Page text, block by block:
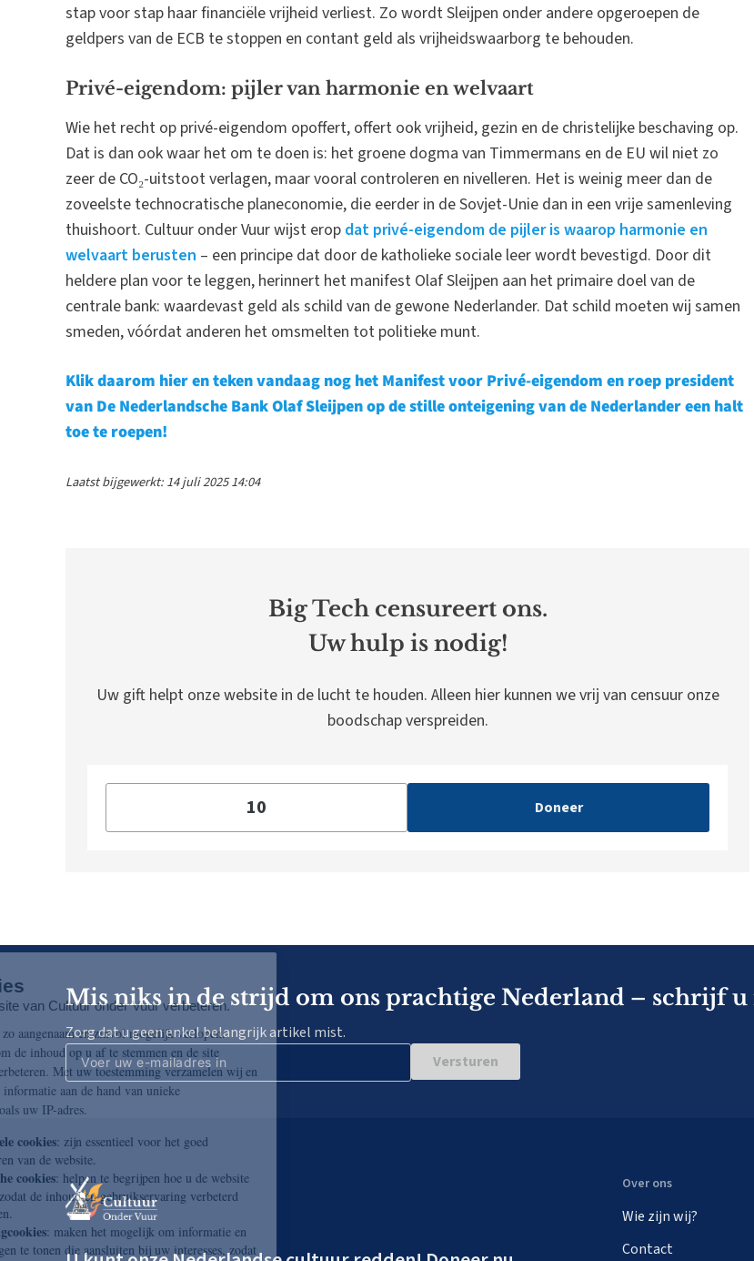
stap voor stap haar financiële vrijheid verliest. Zo wordt Sleijpen onder andere opgeroepen de
geldpers van de ECB te stoppen en contant geld als vrijheidswaarborg te behouden.
Privé-eigendom: pijler van harmonie en welvaart
Wie het recht op privé-eigendom opoffert, offert ook vrijheid, gezin en de christelijke beschaving op.
Dat is dan ook waar het om te doen is: het groene dogma van Timmermans en de EU wil niet zo
zeer de CO₂-uitstoot verlagen, maar vooral controleren en nivelleren. Het is weinig meer dan de
zoveelste technocratische planeconomie, die eerder in de Sovjet-Unie dan in een vrije samenleving
thuishoort. Cultuur onder Vuur wijst erop dat privé-eigendom de pijler is waarop harmonie en
welvaart berusten – een principe dat door de katholieke sociale leer wordt bevestigd. Door dit
heldere plan voor te leggen, herinnert het manifest Olaf Sleijpen aan het primaire doel van de
centrale bank: waardevast geld als schild van de gewone Nederlander. Dat schild moeten wij samen
smeden, vóórdat anderen het omsmelten tot politieke munt.
Klik daarom hier en teken vandaag nog het Manifest voor Privé-eigendom en roep president
van De Nederlandsche Bank Olaf Sleijpen op de stille onteigening van de Nederlander een halt
toe te roepen!
Laatst bijgewerkt: 14 juli 2025 14:04
Big Tech censureert ons.
Uw hulp is nodig!
Uw gift helpt onze website in de lucht te houden. Alleen hier kunnen we vrij van censuur onze
boodschap verspreiden.
Doneer
Mis niks in de strijd om ons prachtige Nederland – schrijf
Zorg dat u geen enkel belangrijk artikel mist.
Versturen
Over ons
Wie zijn wij?
Contact